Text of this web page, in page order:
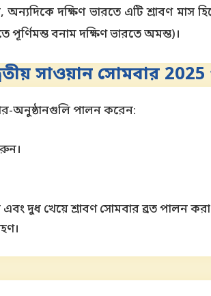
দক্ষিণ ভারতে এটি শ্রাবণ মাস
পূর্ণিমন্ত বনাম দক্ষিণ ভারতে অমন্ত)।
সাওয়ান সোমবার
অনুষ্ঠানগুলি পালন করেন:
দুধ খেয়ে শ্রাবণ সোমবার ব্রত পালন